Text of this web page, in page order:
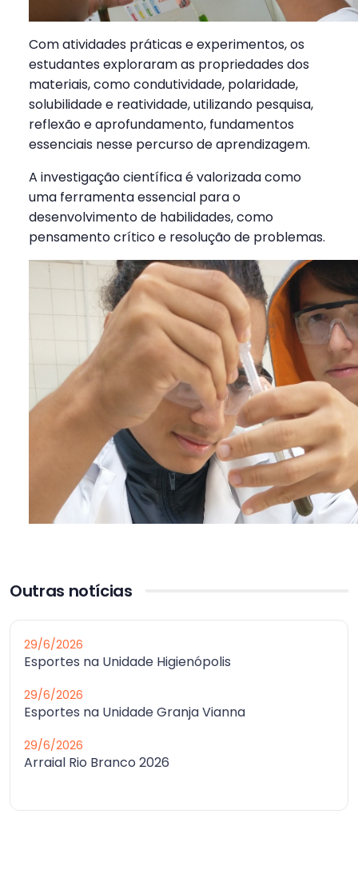
Com atividades práticas e experimentos, os
estudantes exploraram as propriedades dos
materiais, como condutividade, polaridade,
solubilidade e reatividade, utilizando pesquisa,
reflexão e aprofundamento, fundamentos
essenciais nesse percurso de aprendizagem.
A investigação científica é valorizada como
uma ferramenta essencial para o
desenvolvimento de habilidades, como
pensamento crítico e resolução de problemas.
Outras notícias
29/6/2026
Esportes na Unidade Higienópolis
29/6/2026
Esportes na Unidade Granja Vianna
29/6/2026
Arraial Rio Branco 2026